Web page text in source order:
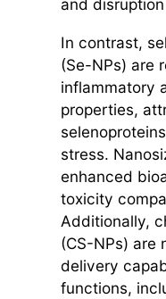
and
In contrast,
(Se-NPs) are
inflammatory
properties,
stress.
enhanced
toxicity
Additionally,
(CS-NPs) are
delivery
functions,